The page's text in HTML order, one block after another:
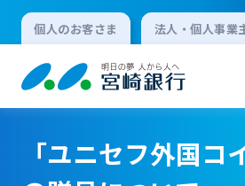
個人のお客さま 法人・個人事業
個人向けインターネッ
「ユニセフ外国コ